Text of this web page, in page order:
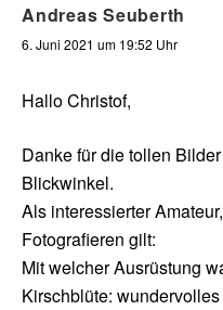
Andreas Seuberth
6. Juni 2021 um 19:52 Uhr
Hallo Christof,
Danke für die tollen
Blickwinkel.
Als interessierter
Fotografieren gilt:
Mit welcher Ausrüstung
Kirschblüte: